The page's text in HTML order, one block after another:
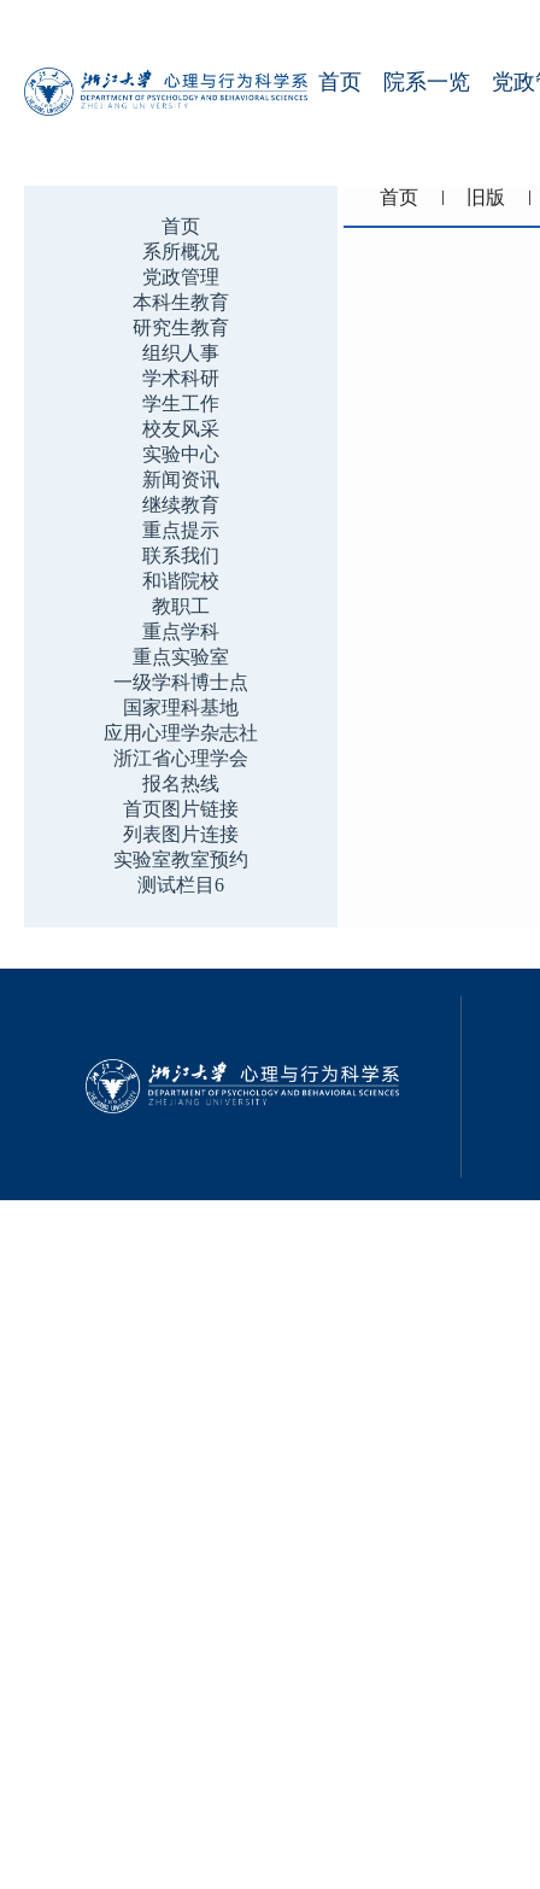
首页 院系一览 党
首页
系所概况
党政管理
本科生教育
研究生教育
组织人事
学术科研
学生工作
校友风采
实验中心
新闻资讯
继续教育
重点提示
联系我们
和谐院校
教职工
重点学科
重点实验室
一级学科博士点
国家理科基地
应用心理学杂志社
浙江省心理学会
报名热线
首页图片链接
列表图片连接
实验室教室预约
测试栏目6
首页 旧版